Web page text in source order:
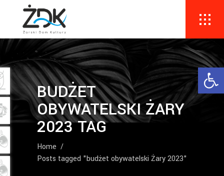
BUDŻET
OBYWATELSKI ŻARY
2023 TAG
Home /
Posts tagged "budżet obywatelski Żary 2023"